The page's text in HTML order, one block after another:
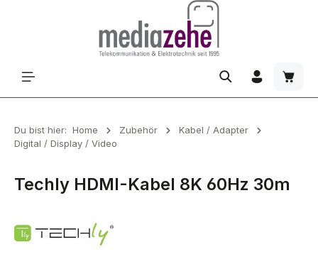
Du bist hier: Home Zubehör
Kabel / Adapter
Digital / Display / Video
Techly HDMI-Kabel 8K 60Hz 30m